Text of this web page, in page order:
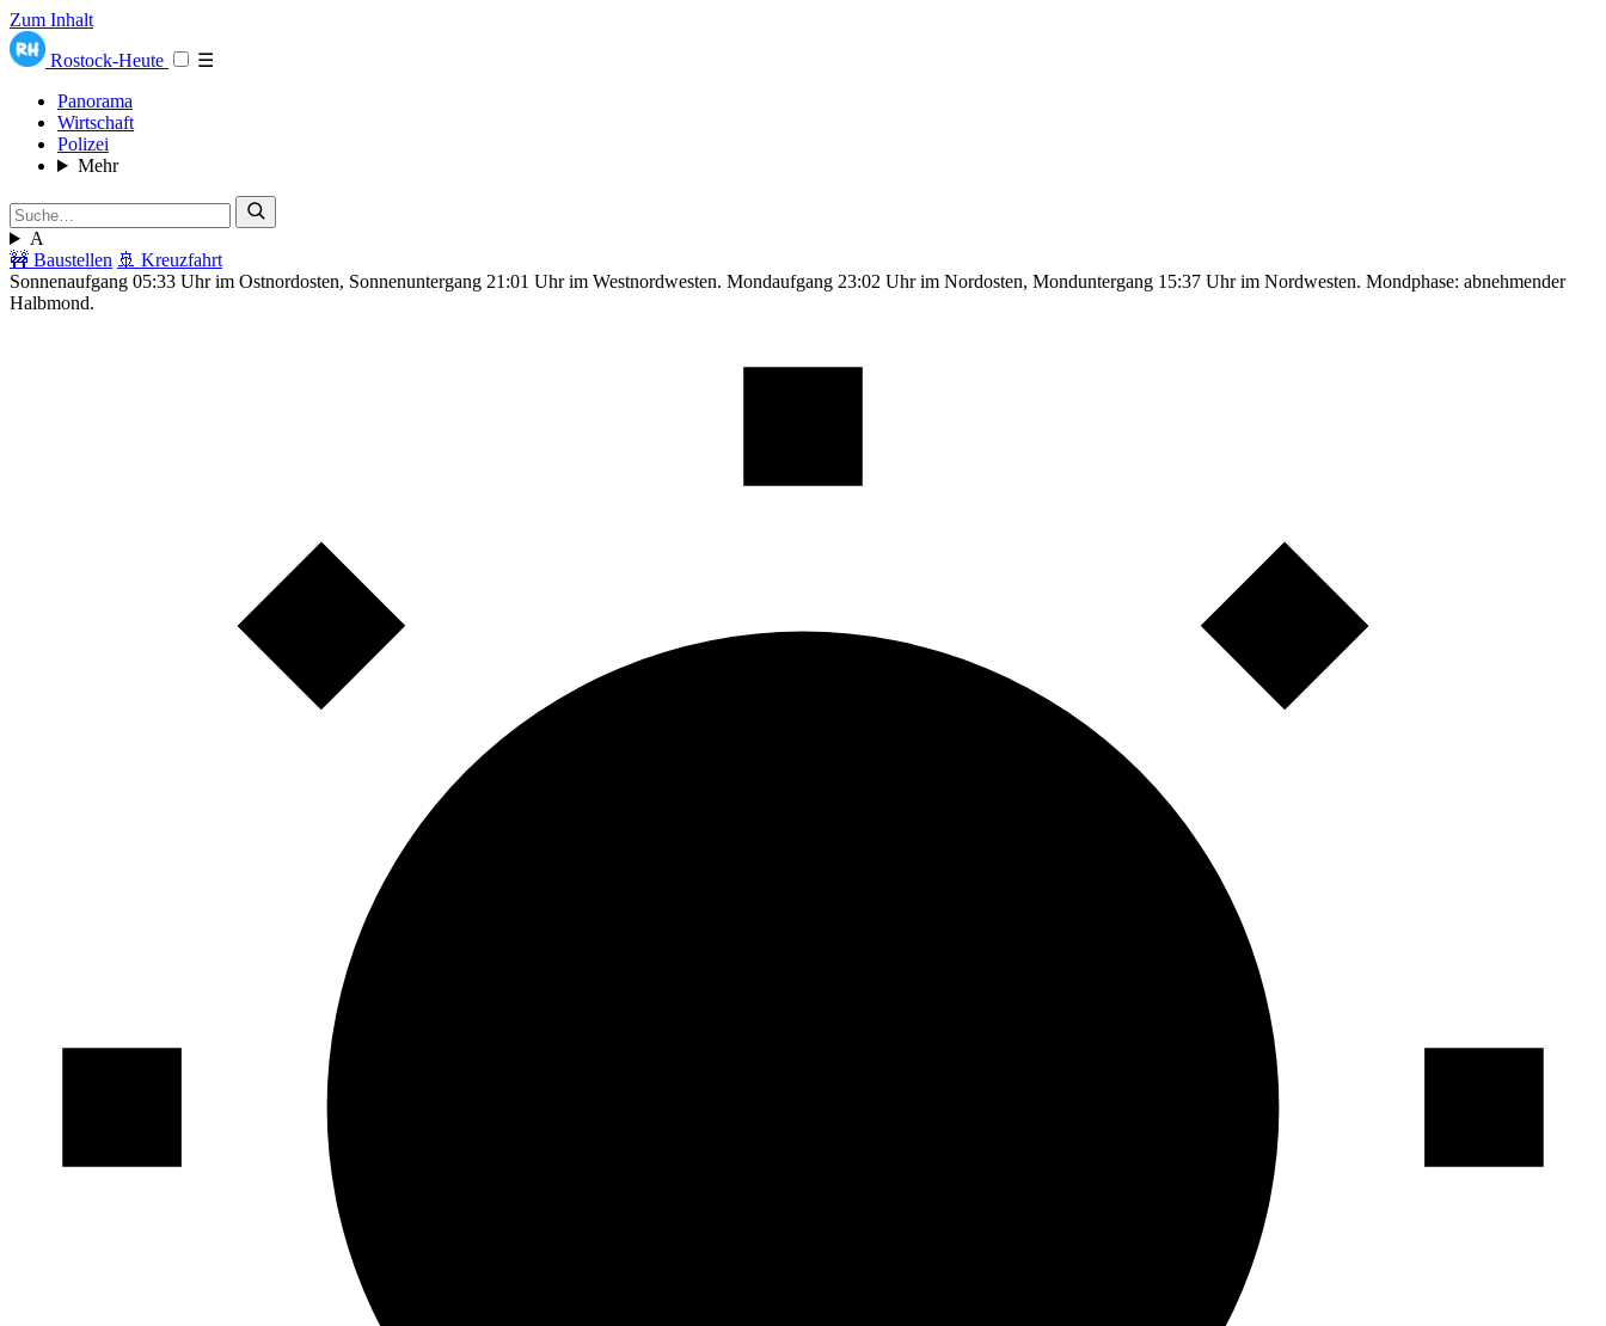
Zum Inhalt
Rostock-Heute
☰
Panorama
Wirtschaft
Polizei
Mehr
A
🚧 Baustellen 🚢 Kreuzfahrt
Sonnenaufgang 05:33 Uhr im Ostnordosten, Sonnenuntergang 21:01 Uhr im Westnordwesten. Mondaufgang 23:02 Uhr im Nordosten, Monduntergang 15:37 Uhr im Nordwesten. Mondphase: abnehmender
Halbmond.